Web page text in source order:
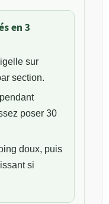
en 3
sur
section.
poser 30
doux, puis
si